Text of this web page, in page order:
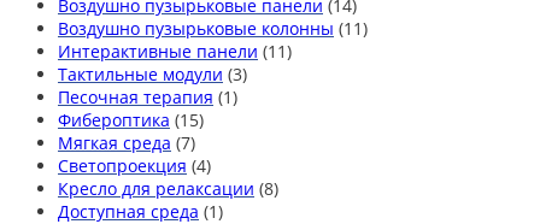
Воздушно пузырьковые панели (14)
Воздушно пузырьковые колонны (11)
Интерактивные панели (11)
Тактильные модули (3)
Песочная терапия (1)
Фибероптика (15)
Мягкая среда (7)
Светопроекция (4)
Кресло для релаксации (8)
Доступная среда (1)